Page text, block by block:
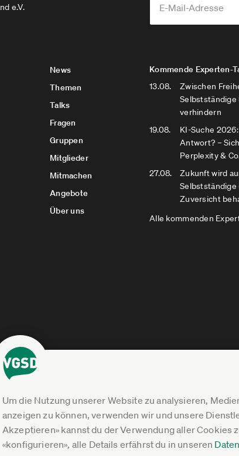
Um die Nutzung unserer Website zu analysieren,
anzeigen zu können, verwenden wir und unsere
Akzeptieren» kannst du der Verwendung aller Cookies
«konfigurieren», alle Details erfährst du in unseren
e.V.
News
Themen
Talks
Fragen
Gruppen
Mitglieder
Mitmachen
Angebote
Über uns
Kommende Experten-
13.08.
Zwischen
verhindern
19.08.
KI-Suche
Antwort? –
Perplexity &
27.08.
Zukunft wird
Zuversicht
Alle kommenden